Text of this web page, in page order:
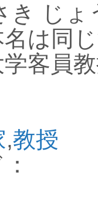
き じ
名は同
客員
,教授